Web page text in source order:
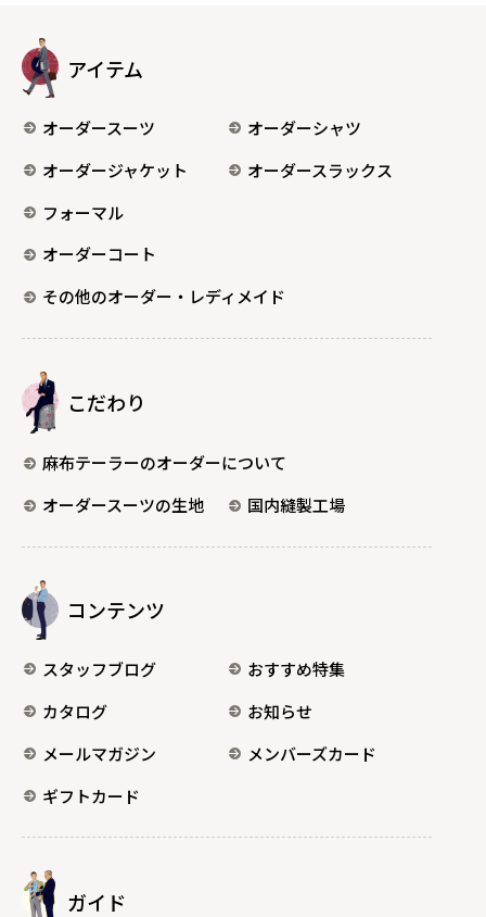
アイテム
オーダースーツ
オーダーシャツ
オーダージャケット
オーダースラックス
フォーマル
オーダーコート
その他のオーダー・レディメイド
こだわり
麻布テーラーのオーダーについて
オーダースーツの生地
国内縫製工場
コンテンツ
スタッフブログ
おすすめ特集
カタログ
お知らせ
メールマガジン
メンバーズカード
ギフトカード
ガイド